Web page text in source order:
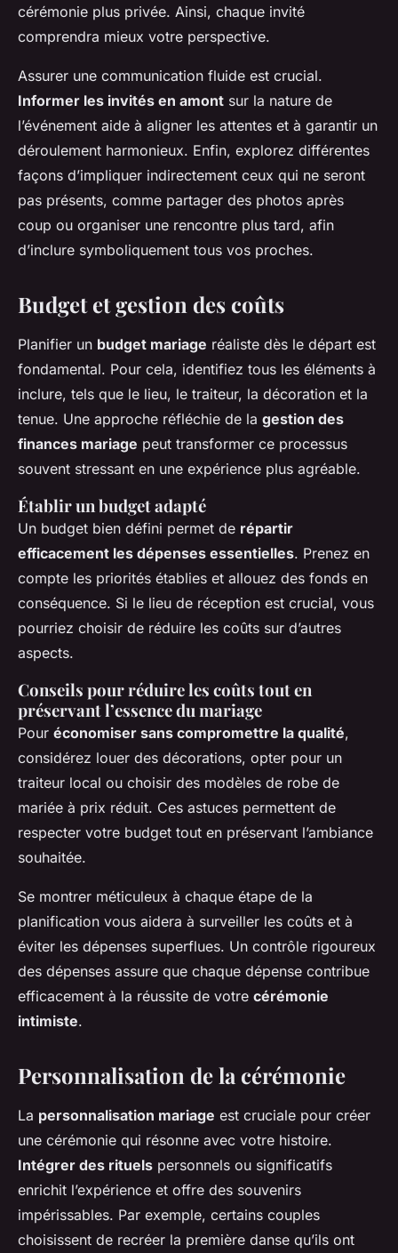
cérémonie plus privée. Ainsi, chaque invité
comprendra mieux votre perspective.
Assurer une communication fluide est crucial.
Informer les invités en amont sur la nature de
l’événement aide à aligner les attentes et à garantir un
déroulement harmonieux. Enfin, explorez différentes
façons d’impliquer indirectement ceux qui ne seront
pas présents, comme partager des photos après
coup ou organiser une rencontre plus tard, afin
d’inclure symboliquement tous vos proches.
Budget et gestion des coûts
Planifier un budget mariage réaliste dès le départ est
fondamental. Pour cela, identifiez tous les éléments à
inclure, tels que le lieu, le traiteur, la décoration et la
tenue. Une approche réfléchie de la gestion des
finances mariage peut transformer ce processus
souvent stressant en une expérience plus agréable.
Établir un budget adapté
Un budget bien défini permet de répartir
efficacement les dépenses essentielles. Prenez en
compte les priorités établies et allouez des fonds en
conséquence. Si le lieu de réception est crucial, vous
pourriez choisir de réduire les coûts sur d’autres
aspects.
Conseils pour réduire les coûts tout en
préservant l’essence du mariage
Pour économiser sans compromettre la qualité,
considérez louer des décorations, opter pour un
traiteur local ou choisir des modèles de robe de
mariée à prix réduit. Ces astuces permettent de
respecter votre budget tout en préservant l’ambiance
souhaitée.
Se montrer méticuleux à chaque étape de la
planification vous aidera à surveiller les coûts et à
éviter les dépenses superflues. Un contrôle rigoureux
des dépenses assure que chaque dépense contribue
efficacement à la réussite de votre cérémonie
intimiste.
Personnalisation de la cérémonie
La personnalisation mariage est cruciale pour créer
une cérémonie qui résonne avec votre histoire.
Intégrer des rituels personnels ou significatifs
enrichit l’expérience et offre des souvenirs
impérissables. Par exemple, certains couples
choisissent de recréer la première danse qu’ils ont